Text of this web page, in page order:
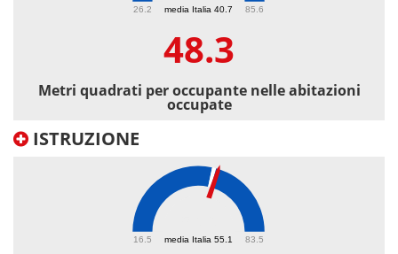
media Italia 40.7
26.2 85.6
48.3
Metri quadrati per occupante nelle abitazioni
occupate
ISTRUZIONE
media Italia 55.1
16.5 83.5